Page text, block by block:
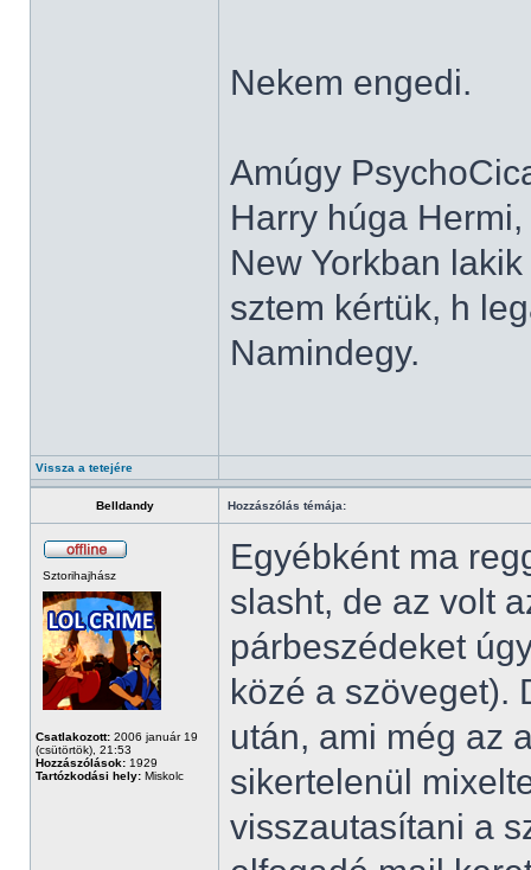
Nekem engedi.
Amúgy
Harry húga
New Yorkban
sztem kértük, h
Namindegy.
Vissza a tetejére
Belldandy Hozzászólás témája:
Sztorihajhász
Csatlakozott: 2006 január 19
(csütörtök), 21:53
Hozzászólások: 1929
Tartózkodási hely: Miskolc
Egyébként ma
slasht, de az volt
párbeszédeket
közé a szöveget).
után, ami még az
sikertelenül
visszautasítani a